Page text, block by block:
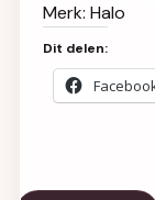
Merk: Halo
Dit delen: